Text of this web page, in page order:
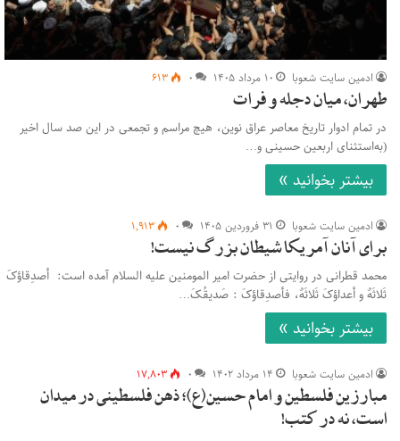
ادمین سایت شعوبا ۱۰ مرداد ۱۴۰۵ ۰ ۶۱۳
طهران، میان دجله و فرات
در تمام ادوار تاریخ معاصر عراق نوین، هیچ مراسم و تجمعی در این صد سال اخیر
(به‌استثنای اربعین حسینی و…
بیشتر بخوانید »
ادمین سایت شعوبا ۳۱ فروردین ۱۴۰۵ ۰ ۱,۹۱۳
برای آنان آمریکا شیطان بزرگ نیست!
محمد قطرانی در روایتی از حضرت امیر المومنین علیه السلام آمده است: أصدِقاؤکَ
ثَلاثَهٌ و أعداؤکَ ثَلاثَهٌ، فأصدِقاؤکَ : صَدیقُکَ…
بیشتر بخوانید »
ادمین سایت شعوبا ۱۴ مرداد ۱۴۰۲ ۰ ۱۷,۸۰۳
مبارزین فلسطین و امام حسین(ع)؛ ذهن فلسطینی در میدان
است، نه در کتب!